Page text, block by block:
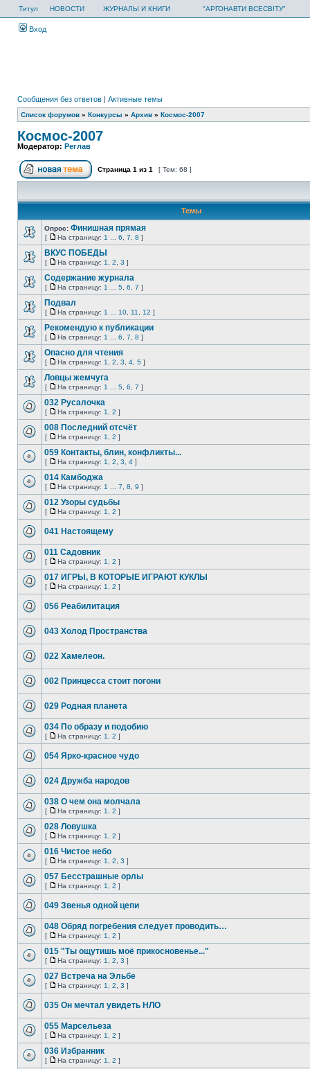
Титул НОВОСТИ ЖУРНАЛЫ И КНИГИ "АРГОНАВТИ ВСЕСВІТУ"
Вход
Сообщения без ответов | Активные темы
Список форумов » Конкурсы » Архив » Космос-2007
Космос-2007
Модератор: Реглав
Страница 1 из 1 [ Тем: 68 ]
Темы
Опрос: Финишная прямая
[ На страницу: 1 6 7 8 ]
ВКУС ПОБЕДЫ
[ На страницу: 1 2 3 ]
Содержание журнала
[ На страницу: 1 5 6 7 ]
Подвал
[ На страницу: 1 10 11 12 ]
Рекомендую к публикации
[ На страницу: 1 6 7 8 ]
Опасно для чтения
[ На страницу: 1 2 3 4 5 ]
Ловцы жемчуга
[ На страницу: 1 5 6 7 ]
032 Русалочка
[ На страницу: 1 2 ]
008 Последний отсчёт
[ На страницу: 1 2 ]
059 Контакты, блин, конфликты...
[ На страницу: 1 2 3 4 ]
014 Камбоджа
[ На страницу: 1 7 8 9 ]
012 Узоры судьбы
[ На страницу: 1 2 ]
041 Настоящему
011 Садовник
[ На страницу: 1 2 ]
017 ИГРЫ, В КОТОРЫЕ ИГРАЮТ КУКЛЫ
[ На страницу: 1 2 ]
056 Реабилитация
043 Холод Пространства
022 Хамелеон.
002 Принцесса стоит погони
029 Родная планета
034 По образу и подобию
[ На страницу: 1 2 ]
054 Ярко-красное чудо
024 Дружба народов
038 О чем она молчала
[ На страницу: 1 2 ]
028 Ловушка
[ На страницу: 1 2 ]
016 Чистое небо
[ На страницу: 1 2 3 ]
057 Бесстрашные орлы
[ На страницу: 1 2 ]
049 Звенья одной цепи
048 Обряд погребения следует проводить…
[ На страницу: 1 2 ]
015 "Ты ощутишь моё прикосновенье..."
[ На страницу: 1 2 3 ]
027 Встреча на Эльбе
[ На страницу: 1 2 3 ]
035 Он мечтал увидеть НЛО
055 Марсельеза
[ На страницу: 1 2 ]
036 Избранник
[ На страницу: 1 2 ]